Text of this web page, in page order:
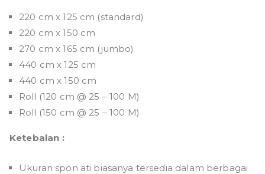
220 cm x 125 cm (standard)
220 cm x 150 cm
270 cm x 165 cm (jumbo)
440 cm x 125 cm
440 cm x 150 cm
Roll (120 cm @ 25 – 100 M)
Roll (150 cm @ 25 – 100 M)
Ketebalan :
Ukuran spon ati biasanya tersedia dalam berbagai